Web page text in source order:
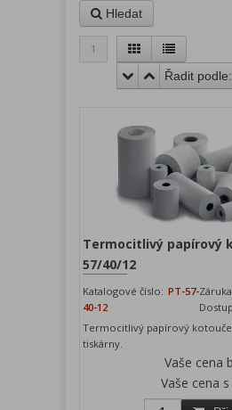
Hledat
1
Řadit
Termocitlivý papírový
57/40/12
Katalogové číslo: PT-57-
40-12
Termocitlivý papírový
tiskárny.
Vaše cena
Vaše cena s